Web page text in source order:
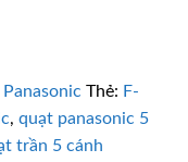
Thẻ: F-
, quạt panasonic 5
trần 5 cánh